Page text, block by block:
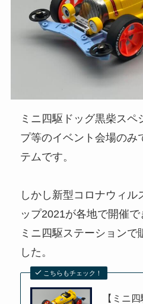
ミニ四駆ドッグ黒柴スペ
プ等のイベント会場のみ
テムです。
しかし新型コロナウィル
ップ2021が各地で開催
ミニ四駆ステーションで
した。
こちらもチェック！
【ミニ